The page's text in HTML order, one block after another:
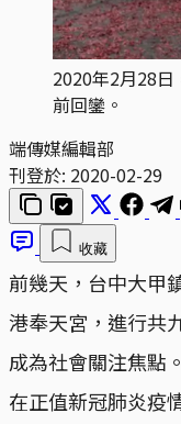
2020年2月28
前回鑾。
端傳媒編輯部
刊登於: 2020-02-29
收藏
前幾天，台中大甲
港奉天宮，進行共
成為社會關注焦點
在正值新冠肺炎疫